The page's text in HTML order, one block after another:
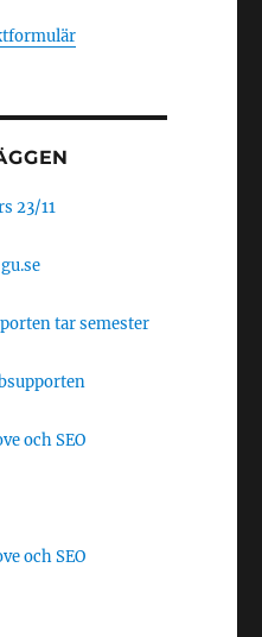
23/11
tar semester
och SEO
och SEO